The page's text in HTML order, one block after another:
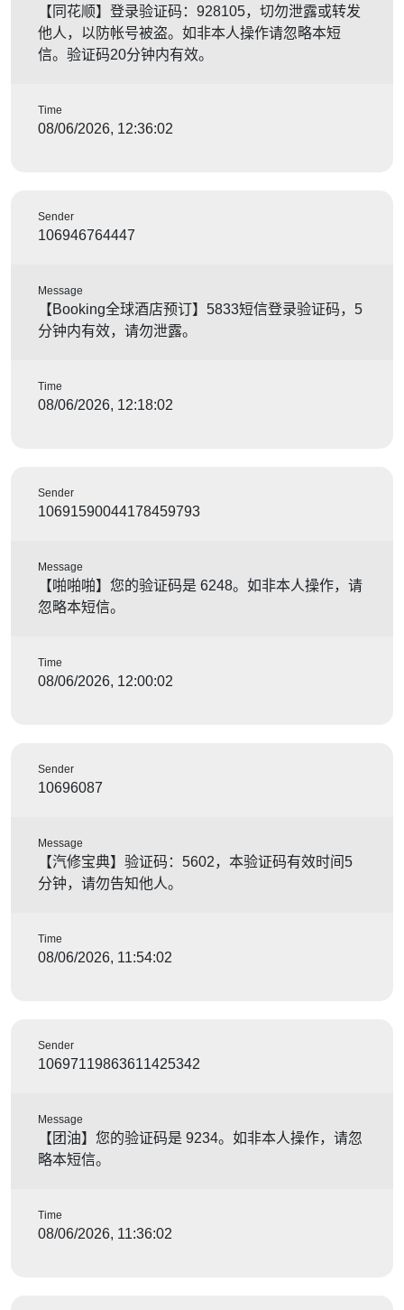
【同花顺】登录验证码：928105，切勿泄露或转发
他人，以防帐号被盗。如非本人操作请忽略本短
信。验证码20分钟内有效。
Time
08/06/2026, 12:36:02
Sender
106946764447
Message
【Booking全球酒店预订】5833短信登录验证码，5
分钟内有效，请勿泄露。
Time
08/06/2026, 12:18:02
Sender
10691590044178459793
Message
【啪啪啪】您的验证码是 6248。如非本人操作，请
忽略本短信。
Time
08/06/2026, 12:00:02
Sender
10696087
Message
【汽修宝典】验证码：5602，本验证码有效时间5
分钟，请勿告知他人。
Time
08/06/2026, 11:54:02
Sender
10697119863611425342
Message
【团油】您的验证码是 9234。如非本人操作，请忽
略本短信。
Time
08/06/2026, 11:36:02